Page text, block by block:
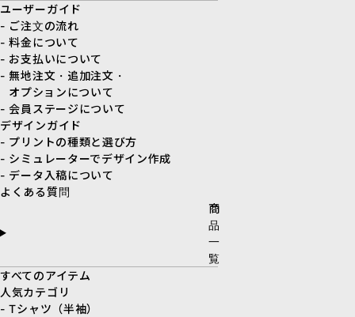
ユーザーガイド
- ご注文の流れ
- 料金について
- お支払いについて
- 無地注文・追加注文・
オプションについて
- 会員ステージについて
デザインガイド
- プリントの種類と選び方
- シミュレーターでデザイン作成
- データ入稿について
よくある質問
商
品
一
覧
すべてのアイテム
人気カテゴリ
- Tシャツ（半袖）